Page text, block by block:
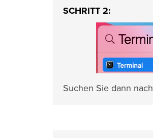
SCHRITT 2:
Suchen Sie dann nach